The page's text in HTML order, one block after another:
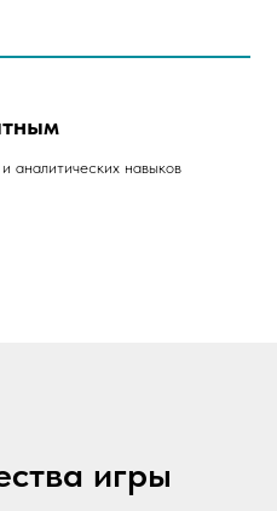
аналитических навыков
игры